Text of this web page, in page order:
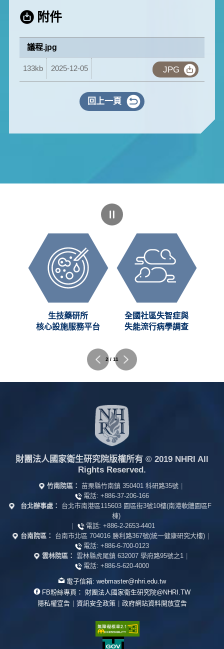
附件
議程.jpg
133kb 2025-12-05 JPG
回上一頁
生技藥研所
核心設施服務平台
全國社區失智症與
失能流行病學調查
2 / 11
財團法人國家衛生研究院版權所有 © 2019 NHRI All
Rights Reserved.
竹南院區： 苗栗縣竹南鎮 350401 科研路35號
電話: +886-37-206-166
台北辦事處：
台北市南港區115603 園區街3號10樓(南港軟體園區F
棟)
電話: +886-2-2653-4401
台南院區：
台南市北區 704016 勝利路367號(統一健康研究大樓)
電話: +886-6-700-0123
雲林院區： 雲林縣虎尾鎮 632007 學府路95號之1
電話: +886-5-620-4000
電子信箱: webmaster@nhri.edu.tw
FB粉絲專頁：
財團法人國家衛生研究院@NHRI.TW
隱私權宣告
資訊安全政策 政府網站資料開放宣告